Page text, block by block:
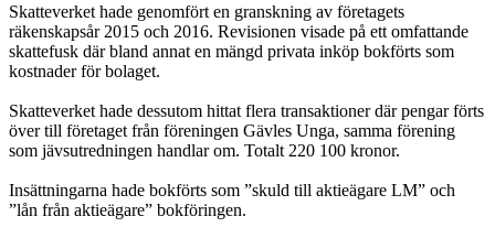
Skatteverket hade genomfört en granskning av företagets
räkenskapsår 2015 och 2016. Revisionen visade på ett omfattande
skattefusk där bland annat en mängd privata inköp bokförts som
kostnader för bolaget.
Skatteverket hade dessutom hittat flera transaktioner där pengar förts
över till företaget från föreningen Gävles Unga, samma förening
som jävsutredningen handlar om. Totalt 220 100 kronor.
Insättningarna hade bokförts som ”skuld till aktieägare LM” och
”lån från aktie­ägare” bokföringen.